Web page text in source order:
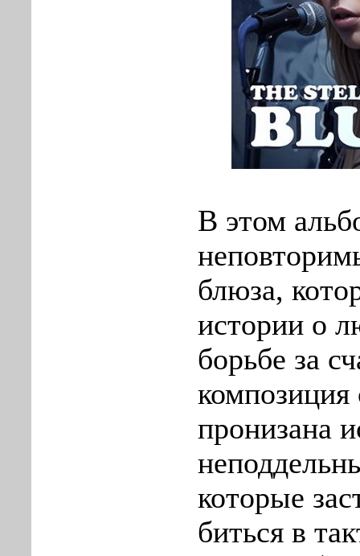
В этом
блюза,
истории о
борьбе за
композиция
пронизана
которые
биться в